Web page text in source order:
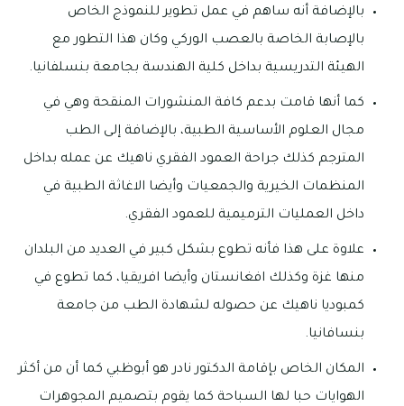
بالإضافة أنه ساهم في عمل تطوير للنموذج الخاص
بالإصابة الخاصة بالعصب الوركي وكان هذا التطور مع
الهيئة التدريسية بداخل كلية الهندسة بجامعة بنسلفانيا.
كما أنها قامت بدعم كافة المنشورات المنقحة وهي في
مجال العلوم الأساسية الطبية، بالإضافة إلى الطب
المترجم كذلك جراحة العمود الفقري ناهيك عن عمله بداخل
المنظمات الخيرية والجمعيات وأيضا الاغاثة الطبية في
داخل العمليات الترميمية للعمود الفقري.
علاوة على هذا فأنه تطوع بشكل كبير في العديد من البلدان
منها غزة وكذلك افغانستان وأيضا افريقيا، كما تطوع في
كمبوديا ناهيك عن حصوله لشهادة الطب من جامعة
بنسافانيا.
المكان الخاص بإقامة الدكتور نادر هو أبوظبي كما أن من أكثر
الهوايات حبا لها السباحة كما يقوم بتصميم المجوهرات